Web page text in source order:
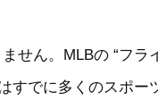
せん。MLBの “フラ
すでに多くのスポー